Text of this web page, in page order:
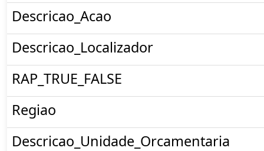
Descricao_Acao
Descricao_Localizador
RAP_TRUE_FALSE
Regiao
Descricao_Unidade_Orcamentaria